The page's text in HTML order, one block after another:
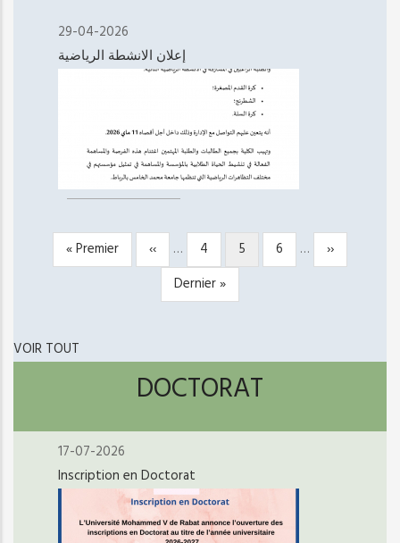
29-04-2026
إعلان الانشطة الرياضية
PAGINATION
Première
page
« Premier
Page
précédente
‹‹ … Page
4
Page
courante
5 Page
6 …
Page
suivante
››
Dernière
page
Dernier »
VOIR TOUT
DOCTORAT
17-07-2026
Inscription en Doctorat